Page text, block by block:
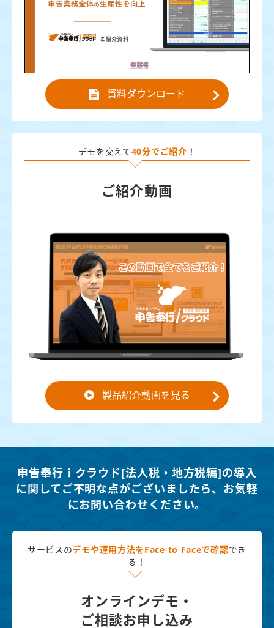
資料ダウンロード
デモを交えて40分でご紹介 ！
ご紹介動画
製品紹介動画を見る
申告奉行ｉクラウド[法人税・地方税編]の導入
に関してご不明な点がございましたら、 お気軽
にお問い合わせください。
サービスのデモや運用方法を Face to Faceで確認でき
る！
オンラインデモ・
ご相談お申し込み